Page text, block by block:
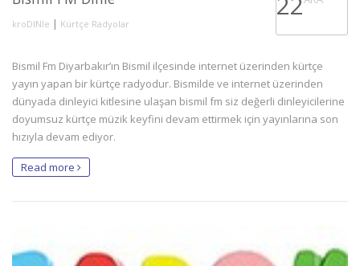
kroDINle | Kürtçe Radyolar
Bismil Fm Diyarbakır’ın Bismil ilçesinde internet üzerinden kürtçe
yayın yapan bir kürtçe radyodur. Bismilde ve internet üzerinden
dünyada dinleyici kitlesine ulaşan bismil fm siz değerli dinleyicilerine
doyumsuz kürtçe müzik keyfini devam ettirmek için yayınlarına son
hızıyla devam ediyor.
Read more